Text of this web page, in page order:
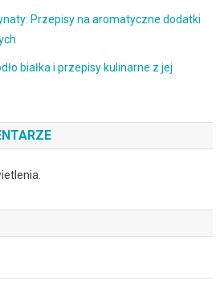
Przepisy na aromatyczne dodatki
białka i przepisy kulinarne z jej